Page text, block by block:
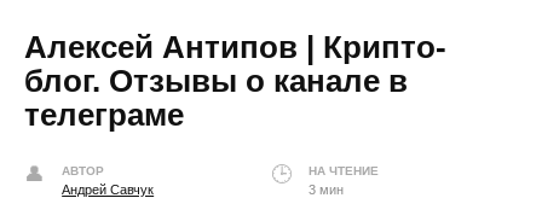
Алексей Антипов | Крипто-
блог. Отзывы о канале в
телеграме
АВТОР
Андрей Савчук
НА ЧТЕНИЕ
3 мин